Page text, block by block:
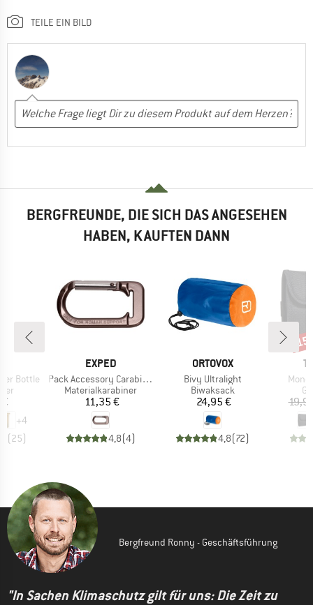
TEILE EIN BILD
BERGFREUNDE, DIE SICH DAS ANGESEHEN
HABEN, KAUFTEN DANN
Bottle
+4
(25)
MARKE
EXPED
Artikel
Pack Accessory Carabiner
Produktgruppe
Materialkarabiner
Preis
11,35 €
4,8(4)
MARKE
ORTOVOX
Artikel
Bivy Ultralight
Produktgruppe
Biwaksack
Preis
24,95 €
4,8(72)
Artikel
Bergfreund Ronny - Geschäftsführung
"In Sachen Klimaschutz gilt für uns: Die Zeit zu